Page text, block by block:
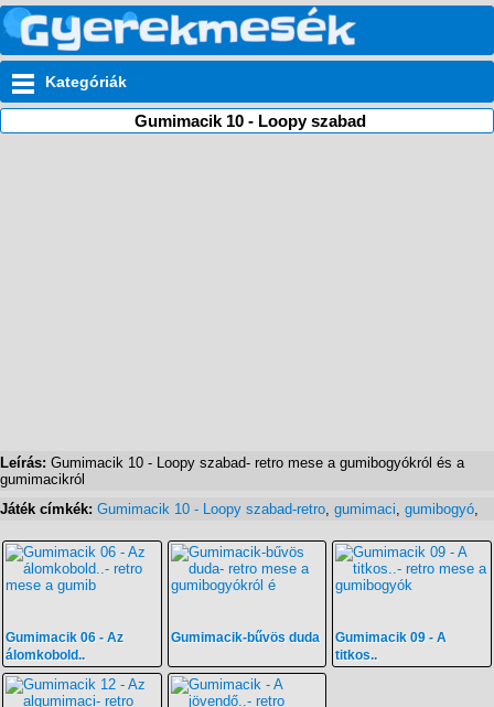
Kategóriák
Gumimacik 10 - Loopy szabad
Leírás: Gumimacik 10 - Loopy szabad- retro mese a gumibogyókról és a
gumimacikról
Játék címkék: Gumimacik 10 - Loopy szabad-retro, gumimaci, gumibogyó,
Gumimacik 06 - Az
álomkobold..
Gumimacik-bűvös duda
Gumimacik 09 - A
titkos..